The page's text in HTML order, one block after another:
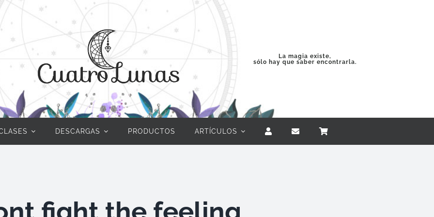
La magia existe,
sólo hay que saber encontrarla.
DESCARGAS PRODUCTOS ARTÍCULOS